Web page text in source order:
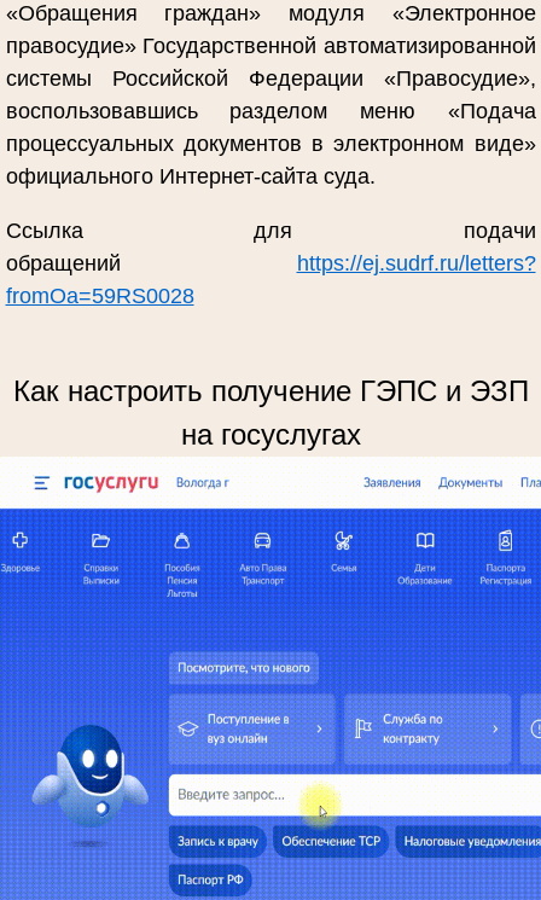
«Обращения граждан» модуля «Электронное
правосудие» Государственной автоматизированной
системы Российской Федерации «Правосудие»,
воспользовавшись разделом меню «Подача
процессуальных документов в электронном виде»
официального Интернет-сайта суда.
Ссылка для подачи
обращений
https://ej.sudrf.ru/letters?
fromOa=59RS0028
Как настроить получение ГЭПС и ЭЗП
на госуслугах